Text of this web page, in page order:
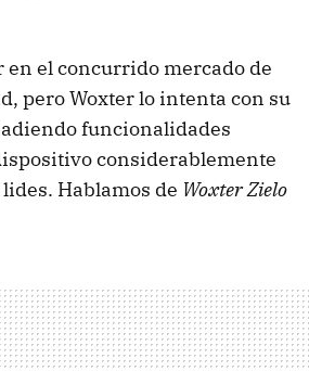
en el concurrido mercado de
pero Woxter lo intenta con su
funcionalidades
considerablemente
Hablamos de Woxter Zielo